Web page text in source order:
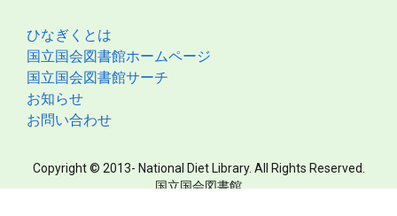
ひなぎくとは
国立国会図書館ホームページ
国立国会図書館サーチ
お知らせ
お問い合わせ
Copyright © 2013- National Diet Library. All Rights Reserved.